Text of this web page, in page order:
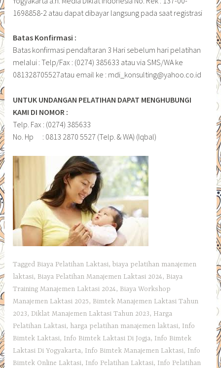
1698858-2 atau dapat dibayar langsung pada saat registrasi
Batas Konfirmasi :
Batas konfirmasi pendaftaran 3 Hari sebelum hari pelatihan
melalui : Telp/Fax : (0274) 385633 atau via SMS/WA ke
081328705527atau email ke : mdi_konsulting@yahoo.co.id
UNTUK UNDANGAN PELATIHAN DAPAT MENGHUBUNGI
KAMI DI NOMOR :
Telp. Fax : (0274) 385633
No. Hp : 0813 2870 5527 (Telp. & WA) (Iqbal)
Tagged Biaya Pelatihan Laktasi, biaya pelatihan manajemen
laktasi, Biaya Pelatihan Manajemen Laktasi 2024, Biaya
Training Manajemen Laktasi 2024, Biaya Workshop
Manajemen Laktasi 2025, Bimtek Manajemen Laktasi Tahun
2023,Diklat Manajemen Laktasi Tahun 2023, Harga
Pelatihan Laktasi, harga pelatihan manajemen laktasi, Info
Bimtek Laktasi, Info Bimtek Laktasi Di Jogja, Info Bimtek
Laktasi Di Yogyakarta, Info Bimtek Manajemen Laktasi, Info
Bimtek Online Laktasi, Info Pelatihan Laktasi, Info Pelatihan